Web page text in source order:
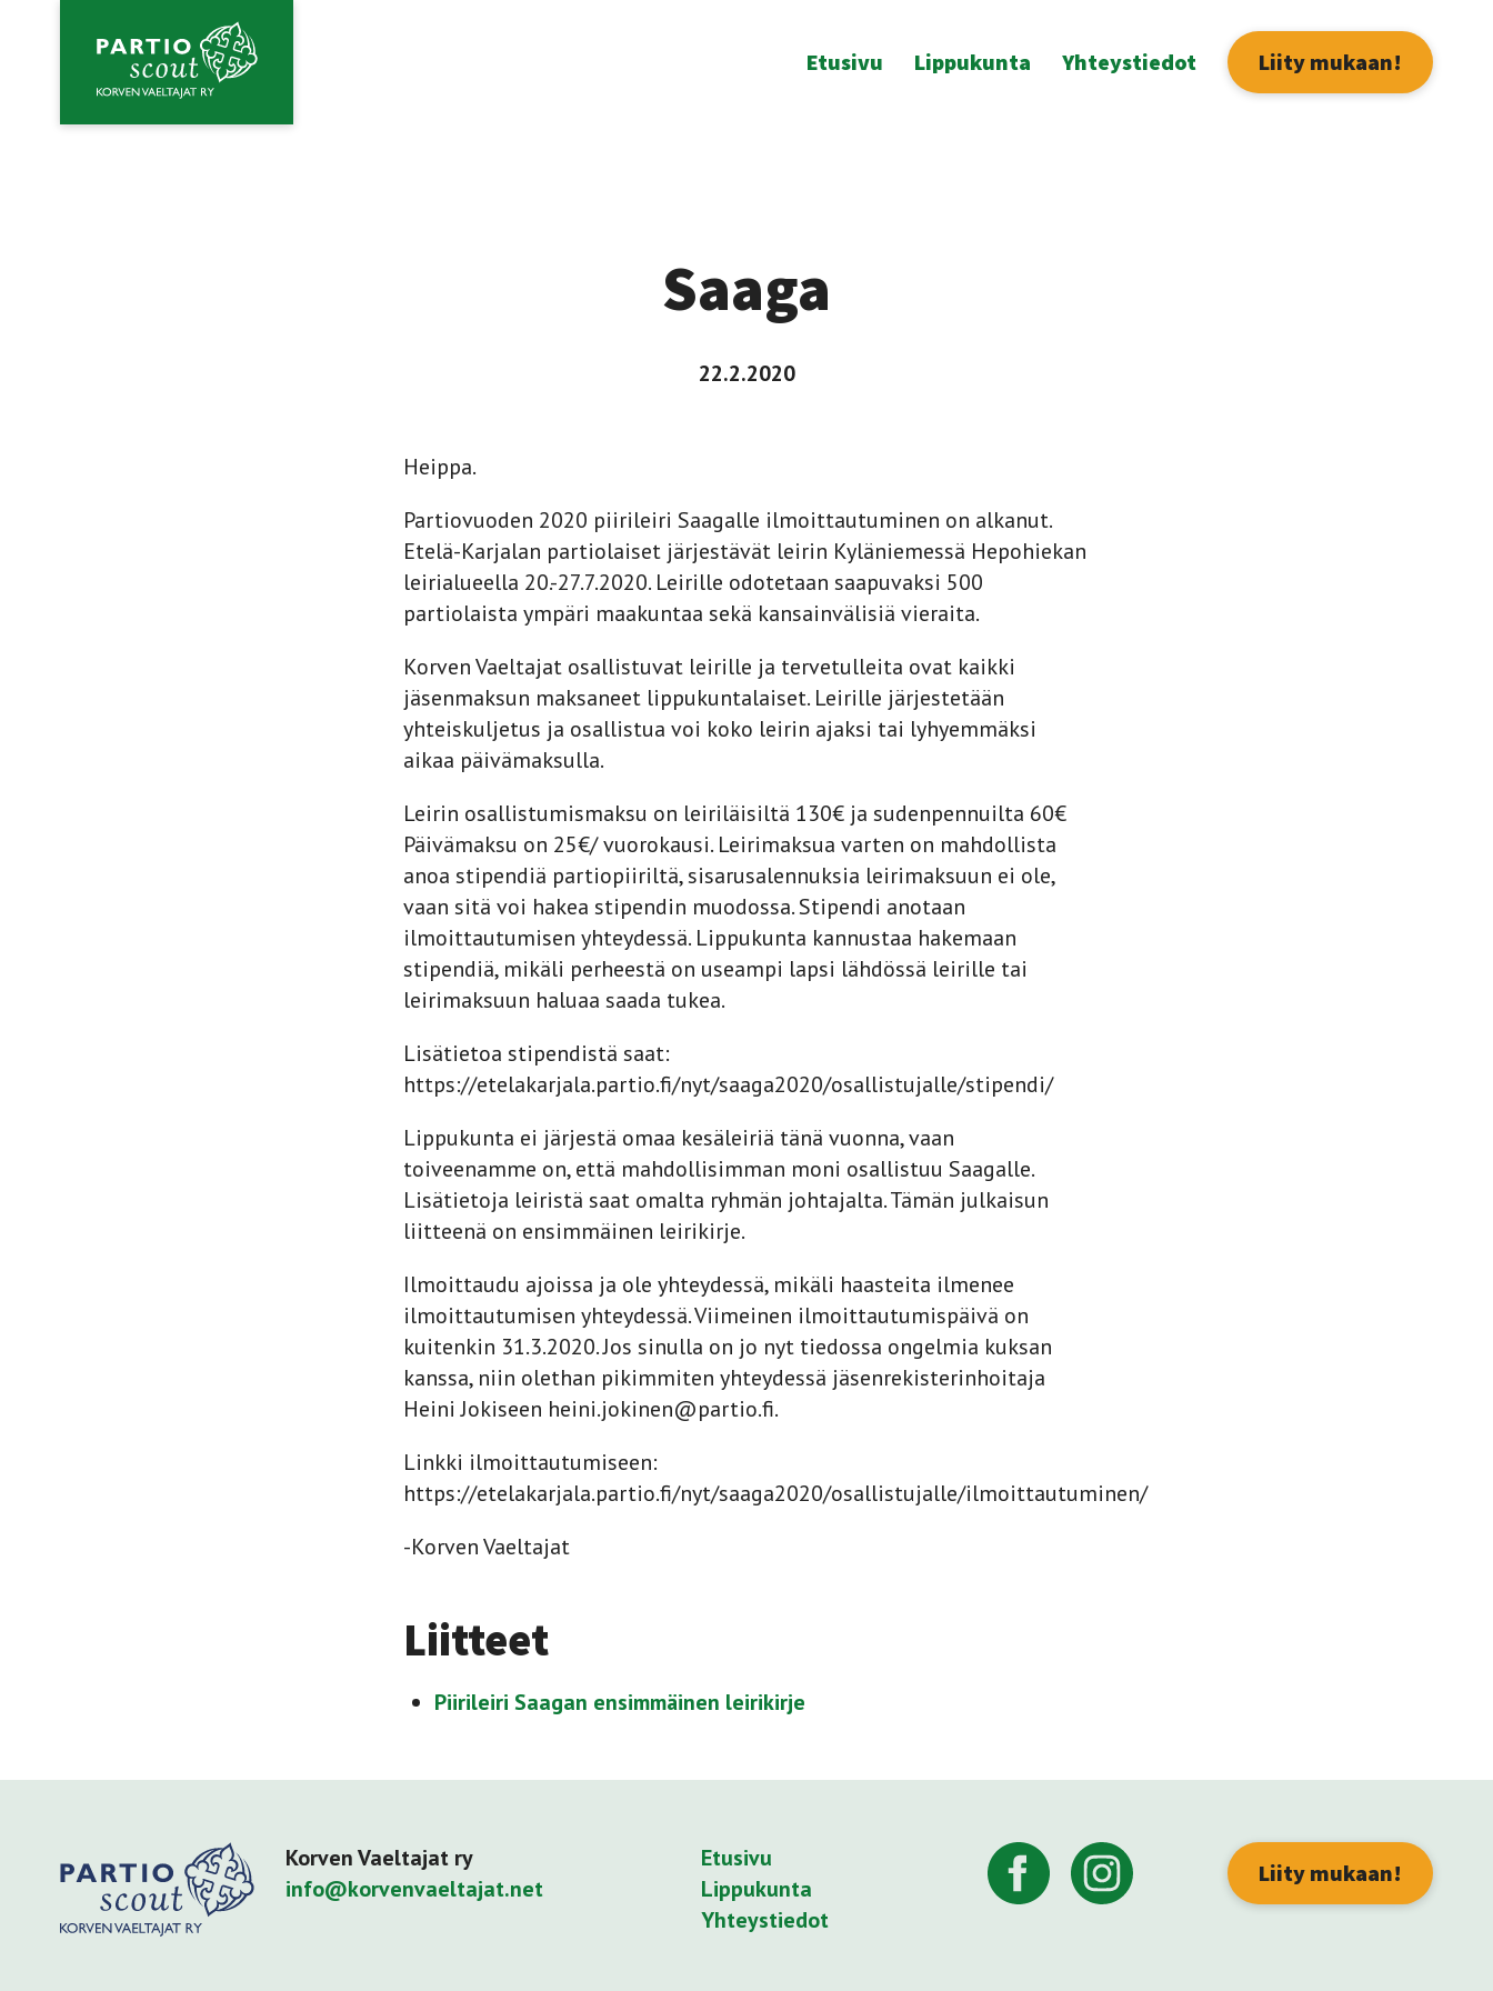
Etusivu Lippukunta Yhteystiedot Liity mukaan!
Saaga
22.2.2020
Heippa.
Partiovuoden 2020 piirileiri Saagalle ilmoittautuminen on alkanut.
Etelä-Karjalan partiolaiset järjestävät leirin Kyläniemessä Hepohiekan
leirialueella 20.-27.7.2020. Leirille odotetaan saapuvaksi 500
partiolaista ympäri maakuntaa sekä kansainvälisiä vieraita.
Korven Vaeltajat osallistuvat leirille ja tervetulleita ovat kaikki
jäsenmaksun maksaneet lippukuntalaiset. Leirille järjestetään
yhteiskuljetus ja osallistua voi koko leirin ajaksi tai lyhyemmäksi
aikaa päivämaksulla.
Leirin osallistumismaksu on leiriläisiltä 130€ ja sudenpennuilta 60€
Päivämaksu on 25€/ vuorokausi. Leirimaksua varten on mahdollista
anoa stipendiä partiopiiriltä, sisarusalennuksia leirimaksuun ei ole,
vaan sitä voi hakea stipendin muodossa. Stipendi anotaan
ilmoittautumisen yhteydessä. Lippukunta kannustaa hakemaan
stipendiä, mikäli perheestä on useampi lapsi lähdössä leirille tai
leirimaksuun haluaa saada tukea.
Lisätietoa stipendistä saat:
https://etelakarjala.partio.fi/nyt/saaga2020/osallistujalle/stipendi/
Lippukunta ei järjestä omaa kesäleiriä tänä vuonna, vaan
toiveenamme on, että mahdollisimman moni osallistuu Saagalle.
Lisätietoja leiristä saat omalta ryhmän johtajalta. Tämän julkaisun
liitteenä on ensimmäinen leirikirje.
Ilmoittaudu ajoissa ja ole yhteydessä, mikäli haasteita ilmenee
ilmoittautumisen yhteydessä. Viimeinen ilmoittautumispäivä on
kuitenkin 31.3.2020. Jos sinulla on jo nyt tiedossa ongelmia kuksan
kanssa, niin olethan pikimmiten yhteydessä jäsenrekisterinhoitaja
Heini Jokiseen heini.jokinen@partio.fi.
Linkki ilmoittautumiseen:
https://etelakarjala.partio.fi/nyt/saaga2020/osallistujalle/ilmoittautuminen/
-Korven Vaeltajat
Liitteet
Piirileiri Saagan ensimmäinen leirikirje
Korven Vaeltajat ry
info@korvenvaeltajat.net
Etusivu
Lippukunta
Yhteystiedot
Liity mukaan!